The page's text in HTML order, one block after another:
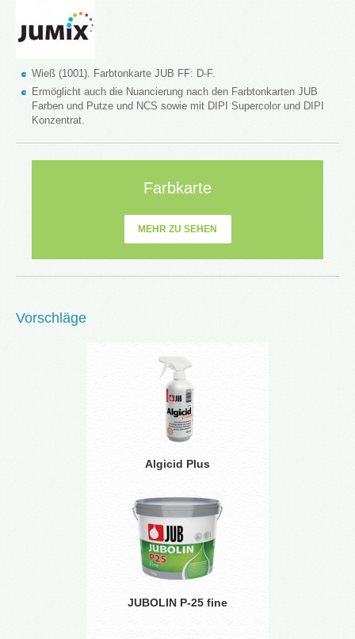
Wieß (1001). Farbtonkarte JUB FF: D-F.
Ermöglicht auch die Nuancierung nach den Farbtonkarten JUB
Farben und Putze und NCS sowie mit DIPI Supercolor und DIPI
Konzentrat.
Farbkarte
MEHR ZU SEHEN
Vorschläge
Algicid Plus
JUBOLIN P-25 fine